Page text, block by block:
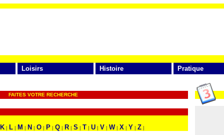
Loisirs Histoire Pratique
FAITES VOTRE RECHERCHE
K | L | M | N | O | P | Q | R | S | T | U | V | W | X | Y | Z |